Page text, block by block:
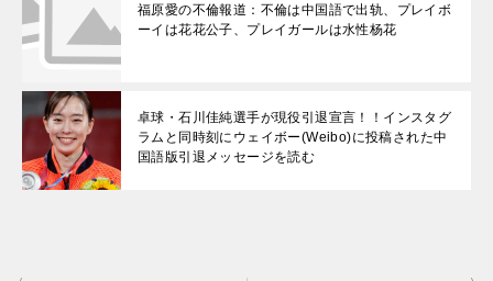
福原愛の不倫報道：不倫は中国語で出轨、プレイボ
ーイは花花公子、プレイガールは水性杨花
卓球・石川佳純選手が現役引退宣言！！インスタグ
ラムと同時刻にウェイボー(Weibo)に投稿された中
国語版引退メッセージを読む